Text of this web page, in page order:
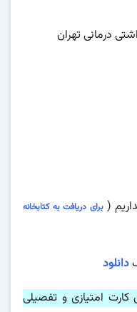
درمانی تهران
(برای دریافت به کتابخانه
دانلود
رساله با ۲ روش کارت امتیازی و تفصیلی